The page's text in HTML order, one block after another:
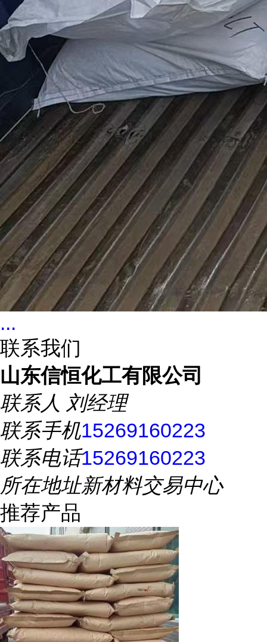
...
联系我们
山东信恒化工有限公司
联系人 刘经理
联系手机15269160223
联系电话15269160223
所在地址新材料交易中心
推荐产品